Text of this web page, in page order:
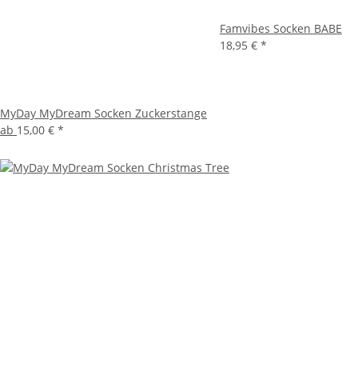
MyDay MyDream Socken Zuckerstange
ab 15,00 € *
Famvibes Socken BABE
18,95 € *